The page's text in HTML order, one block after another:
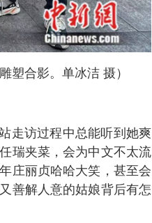
塑合影。单冰洁 摄）
走访过程中总能听到她爽
瑞夹菜，会为中文不太流
庄丽贞哈哈大笑，甚至会
善解人意的姑娘背后有怎